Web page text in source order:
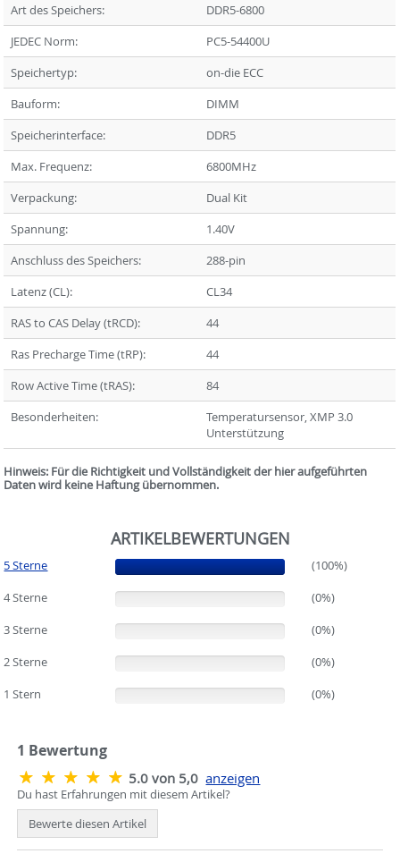
Art des Speichers:
DDR5-6800
JEDEC Norm:
PC5-54400U
Speichertyp:
on-die ECC
Bauform:
DIMM
Speicherinterface:
DDR5
Max. Frequenz:
6800MHz
Verpackung:
Dual Kit
Spannung:
1.40V
Anschluss des Speichers:
288-pin
Latenz (CL):
CL34
RAS to CAS Delay (tRCD):
44
Ras Precharge Time (tRP):
44
Row Active Time (tRAS):
84
Besonderheiten:
Temperatursensor, XMP 3.0
Unterstützung
Hinweis: Für die Richtigkeit und Vollständigkeit der hier aufgeführten
Daten wird keine Haftung übernommen.
ARTIKELBEWERTUNGEN
5 Sterne (100%)
(100%)
4 Sterne
(0%)
3 Sterne
(0%)
2 Sterne
(0%)
1 Stern
(0%)
1 Bewertung
5.0 von 5,0 anzeigen
Du hast Erfahrungen mit diesem Artikel?
Bewerte diesen Artikel